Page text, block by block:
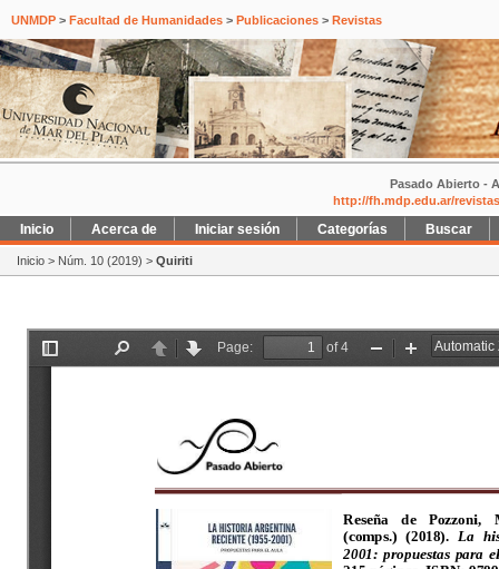
UNMDP > Facultad de Humanidades > Publicaciones > Revistas
Pasado Abierto -
http://fh.mdp.edu.ar/
Inicio Acerca de Iniciar sesión Categorías Buscar
Inicio > Núm. 10 (2019) > Quiriti